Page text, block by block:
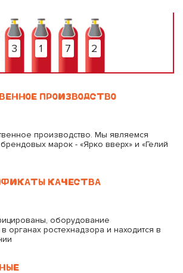
3 1 7 2
ПРОИЗВОДСТВО
производство. Мы являемся
марок - «Ярко вверх» и «Гелий
КАЧЕСТВА
оборудование
органах ростехнадзора и находится в